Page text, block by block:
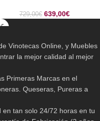
729,00€ 639,00€
Vinotecas Online, y Muebles
la mejor calidad al mejor
Primeras Marcas en el
Queseras, Pureras a
tan solo 24/72 horas en tu